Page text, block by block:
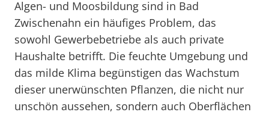
Algen- und Moosbildung sind in Bad
Zwischenahn ein häufiges Problem, das
sowohl Gewerbebetriebe als auch private
Haushalte betrifft. Die feuchte Umgebung und
das milde Klima begünstigen das Wachstum
dieser unerwünschten Pflanzen, die nicht nur
unschön aussehen, sondern auch Oberflächen